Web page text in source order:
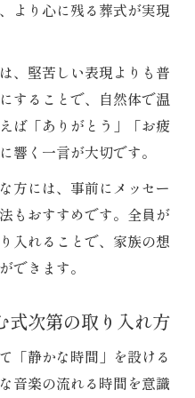
より心に残る葬式が実現
、堅苦しい表現よりも普
することで、自然体で温
ば「ありがとう」「お疲
響く一言が大切です。
方には、事前にメッセー
もおすすめです。全員が
入れることで、家族の想
できます。
式次第の取り入れ方
「静かな時間」を設ける
音楽の流れる時間を意識